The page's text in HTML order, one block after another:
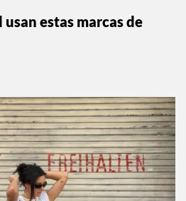
usan estas marcas de